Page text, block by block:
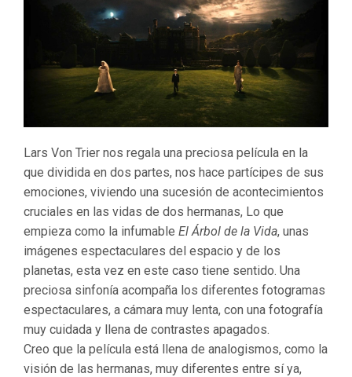
Lars Von Trier nos regala una preciosa película en la
que dividida en dos partes, nos hace partícipes de sus
emociones, viviendo una sucesión de acontecimientos
cruciales en las vidas de dos hermanas, Lo que
empieza como la infumable El Árbol de la Vida, unas
imágenes espectaculares del espacio y de los
planetas, esta vez en este caso tiene sentido. Una
preciosa sinfonía acompaña los diferentes fotogramas
espectaculares, a cámara muy lenta, con una fotografía
muy cuidada y llena de contrastes apagados.
Creo que la película está llena de analogismos, como la
visión de las hermanas, muy diferentes entre sí ya,